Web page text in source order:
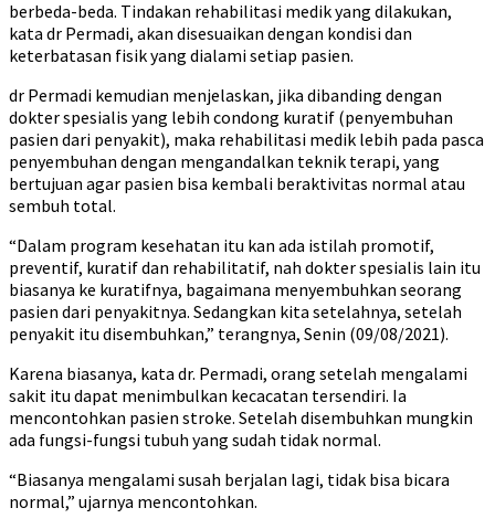
berbeda-beda. Tindakan rehabilitasi medik yang dilakukan,
kata dr Permadi, akan disesuaikan dengan kondisi dan
keterbatasan fisik yang dialami setiap pasien.
dr Permadi kemudian menjelaskan, jika dibanding dengan
dokter spesialis yang lebih condong kuratif (penyembuhan
pasien dari penyakit), maka rehabilitasi medik lebih pada pasca
penyembuhan dengan mengandalkan teknik terapi, yang
bertujuan agar pasien bisa kembali beraktivitas normal atau
sembuh total.
“Dalam program kesehatan itu kan ada istilah promotif,
preventif, kuratif dan rehabilitatif, nah dokter spesialis lain itu
biasanya ke kuratifnya, bagaimana menyembuhkan seorang
pasien dari penyakitnya. Sedangkan kita setelahnya, setelah
penyakit itu disembuhkan,” terangnya, Senin (09/08/2021).
Karena biasanya, kata dr. Permadi, orang setelah mengalami
sakit itu dapat menimbulkan kecacatan tersendiri. Ia
mencontohkan pasien stroke. Setelah disembuhkan mungkin
ada fungsi-fungsi tubuh yang sudah tidak normal.
“Biasanya mengalami susah berjalan lagi, tidak bisa bicara
normal,” ujarnya mencontohkan.